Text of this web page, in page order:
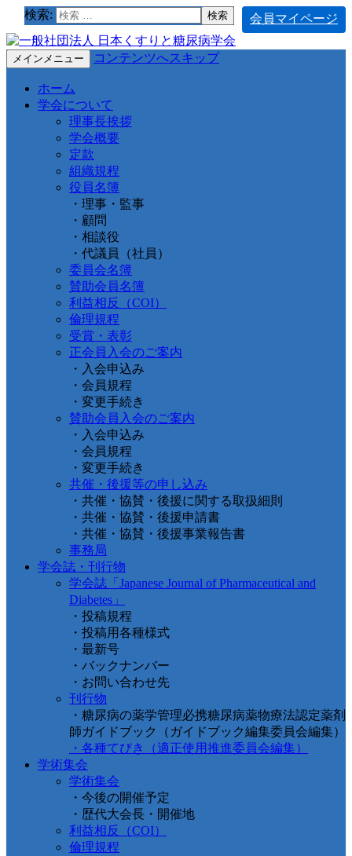
会員マイページ
検索:
メインメニュー コンテンツへスキップ
ホーム
学会について
理事長挨拶
学会概要
定款
組織規程
役員名簿
・理事・監事
・顧問
・相談役
・代議員（社員）
委員会名簿
賛助会員名簿
利益相反（COI）
倫理規程
受賞・表彰
正会員入会のご案内
・入会申込み
・会員規程
・変更手続き
賛助会員入会のご案内
・入会申込み
・会員規程
・変更手続き
共催・後援等の申し込み
・共催・協賛・後援に関する取扱細則
・共催・協賛・後援申請書
・共催・協賛・後援事業報告書
事務局
学会誌・刊行物
学会誌「Japanese Journal of Pharmaceutical and
Diabetes」
・投稿規程
・投稿用各種様式
・最新号
・バックナンバー
・お問い合わせ先
刊行物
・糖尿病の薬学管理必携糖尿病薬物療法認定薬剤
師ガイドブック（ガイドブック編集委員会編集）
・各種てびき（適正使用推進委員会編集）
学術集会
学術集会
・今後の開催予定
・歴代大会長・開催地
利益相反（COI）
倫理規程